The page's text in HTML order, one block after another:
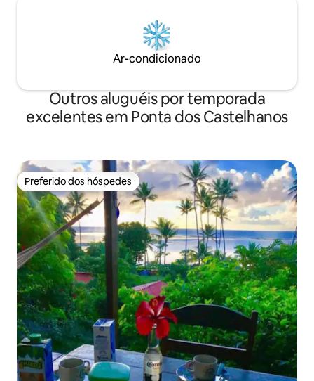
Ar-condicionado
Outros aluguéis por temporada
excelentes em Ponta dos Castelhanos
Preferido dos hóspedes
Preferido dos hóspedes